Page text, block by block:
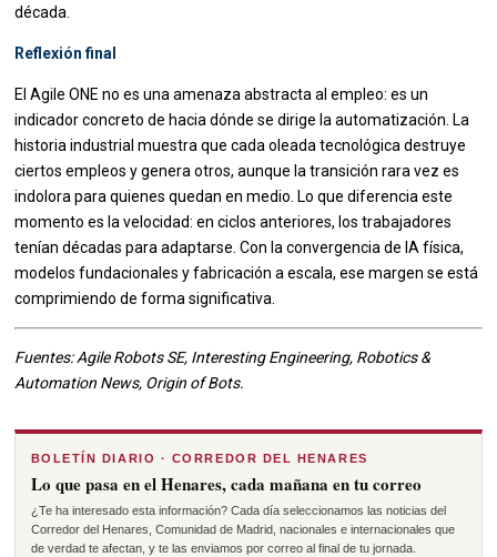
década.
Reflexión final
El Agile ONE no es una amenaza abstracta al empleo: es un
indicador concreto de hacia dónde se dirige la automatización. La
historia industrial muestra que cada oleada tecnológica destruye
ciertos empleos y genera otros, aunque la transición rara vez es
indolora para quienes quedan en medio. Lo que diferencia este
momento es la velocidad: en ciclos anteriores, los trabajadores
tenían décadas para adaptarse. Con la convergencia de IA física,
modelos fundacionales y fabricación a escala, ese margen se está
comprimiendo de forma significativa.
Fuentes: Agile Robots SE, Interesting Engineering, Robotics &
Automation News, Origin of Bots.
BOLETÍN DIARIO · CORREDOR DEL HENARES
Lo que pasa en el Henares, cada mañana en tu correo
¿Te ha interesado esta información? Cada día seleccionamos las noticias del
Corredor del Henares, Comunidad de Madrid, nacionales e internacionales que
de verdad te afectan, y te las enviamos por correo al final de tu jornada.